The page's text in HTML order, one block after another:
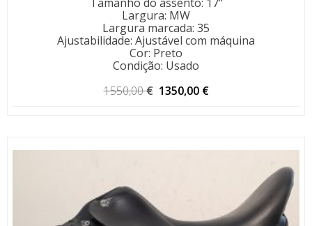
Largura: MW
Largura marcada: 35
Ajustabilidade: Ajustável com máquina
Cor: Preto
Condição: Usado
1550,00€ O
1350,00 €